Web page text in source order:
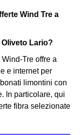
Wind Tre a
Lario?
Tre offre a
e internet per
limontini con
In particolare, qui
fibra selezionate